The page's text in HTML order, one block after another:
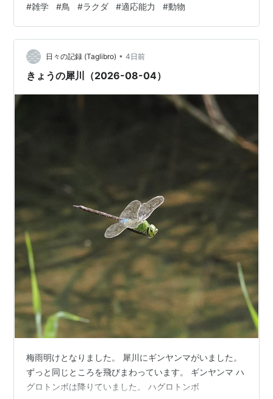
ふれています。 なぜ鳥はエベレスト級の高さで息苦しく
ないのか？なぜラクダは砂漠で干からびないのか？その
「設計図」を段階的に紐解いていきましょう。 1. 【空の
王者】酸素マスクなしで7,000mを飛べる鳥の秘密 標高
7,000mは、人間なら酸素マスクが必要な「死の世界」で
#雑学 #鳥 #ラクダ #適応能力 #動物
日々の記録 (Taglibro) • 4日前
きょうの犀川（2026-08-04）
梅雨明けとなりました。 犀川にギンヤンマがいました。
ずっと同じところを飛びまわっています。 ギンヤンマ ハ
グロトンボは降りていました。 ハグロトンボ